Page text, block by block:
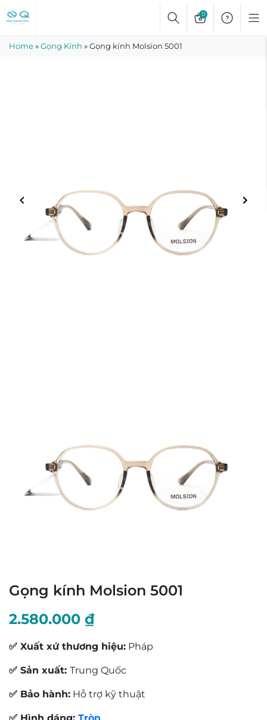
to
0
Home»Gọng Kính »Gọng kính Molsion 5001
Gọng kính Molsion 5001
2.580.000 ₫
✅ Xuất xứ thương hiệu: Pháp
✅ Sản xuất: Trung Quốc
✅ Bảo hành: Hỗ trợ kỹ thuật